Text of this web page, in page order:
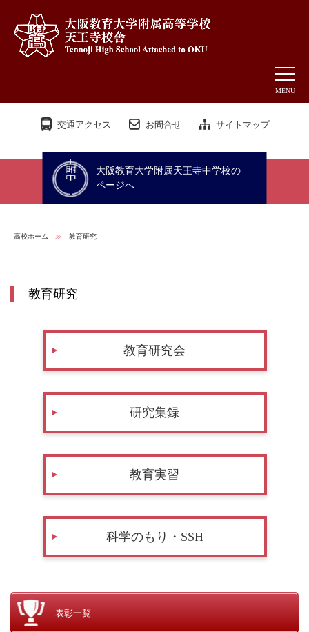
MENU
交通アクセス お問合せ サイトマップ
大阪教育大学附属天王寺中学校の
ページへ
高校ホーム ≫ 教育研究
教育研究
教育研究会
研究集録
教育実習
科学のもり・SSH
表彰一覧